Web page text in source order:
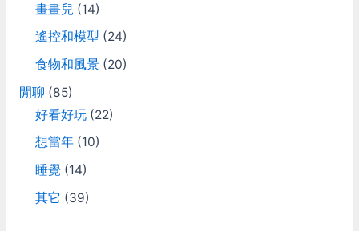
畫畫兒 (14)
遙控和模型 (24)
食物和風景(20)
閒聊 (85)
好看好玩(22)
想當年(10)
睡覺(14)
其它 (39)